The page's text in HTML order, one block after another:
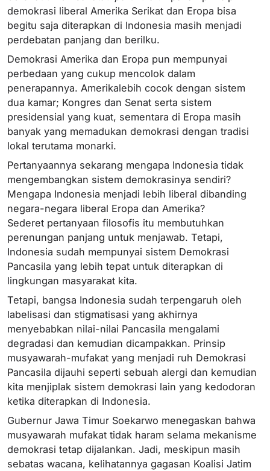
demokrasi liberal Amerika Serikat dan Eropa bisa
begitu saja diterapkan di Indonesia masih menjadi
perdebatan panjang dan berilku.
Demokrasi Amerika dan Eropa pun mempunyai
perbedaan yang cukup mencolok dalam
penerapannya. Amerikalebih cocok dengan sistem
dua kamar; Kongres dan Senat serta sistem
presidensial yang kuat, sementara di Eropa masih
banyak yang memadukan demokrasi dengan tradisi
lokal terutama monarki.
Pertanyaannya sekarang mengapa Indonesia tidak
mengembangkan sistem demokrasinya sendiri?
Mengapa Indonesia menjadi lebih liberal dibanding
negara-negara liberal Eropa dan Amerika?
Sederet pertanyaan filosofis itu membutuhkan
perenungan panjang untuk menjawab. Tetapi,
Indonesia sudah mempunyai sistem Demokrasi
Pancasila yang lebih tepat untuk diterapkan di
lingkungan masyarakat kita.
Tetapi, bangsa Indonesia sudah terpengaruh oleh
labelisasi dan stigmatisasi yang akhirnya
menyebabkan nilai-nilai Pancasila mengalami
degradasi dan kemudian dicampakkan. Prinsip
musyawarah-mufakat yang menjadi ruh Demokrasi
Pancasila dijauhi seperti sebuah alergi dan kemudian
kita menjiplak sistem demokrasi lain yang kedodoran
ketika diterapkan di Indonesia.
Gubernur Jawa Timur Soekarwo menegaskan bahwa
musyawarah mufakat tidak haram selama mekanisme
demokrasi tetap dijalankan. Jadi, meskipun masih
sebatas wacana, kelihatannya gagasan Koalisi Jatim